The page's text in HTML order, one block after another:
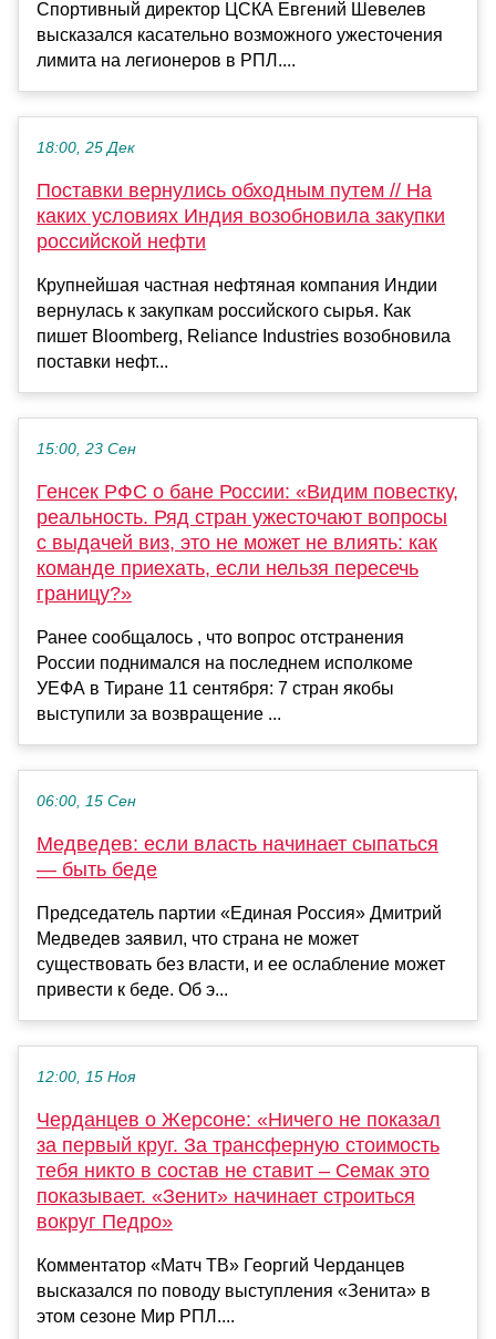
Спортивный директор ЦСКА Евгений Шевелев
высказался касательно возможного ужесточения
лимита на легионеров в РПЛ....
18:00, 25 Дек
Поставки вернулись обходным путем // На
каких условиях Индия возобновила закупки
российской нефти
Крупнейшая частная нефтяная компания Индии
вернулась к закупкам российского сырья. Как
пишет Bloomberg, Reliance Industries возобновила
поставки нефт...
15:00, 23 Сен
Генсек РФС о бане России: «Видим повестку,
реальность. Ряд стран ужесточают вопросы
с выдачей виз, это не может не влиять: как
команде приехать, если нельзя пересечь
границу?»
Ранее сообщалось , что вопрос отстранения
России поднимался на последнем исполкоме
УЕФА в Тиране 11 сентября: 7 стран якобы
выступили за возвращение ...
06:00, 15 Сен
Медведев: если власть начинает сыпаться
— быть беде
Председатель партии «Единая Россия» Дмитрий
Медведев заявил, что страна не может
существовать без власти, и ее ослабление может
привести к беде. Об э...
12:00, 15 Ноя
Черданцев о Жерсоне: «Ничего не показал
за первый круг. За трансферную стоимость
тебя никто в состав не ставит – Семак это
показывает. «Зенит» начинает строиться
вокруг Педро»
Комментатор «Матч ТВ» Георгий Черданцев
высказался по поводу выступления «Зенита» в
этом сезоне Мир РПЛ....